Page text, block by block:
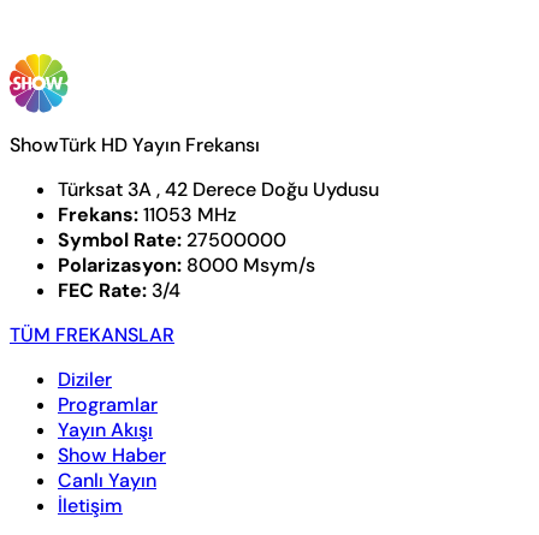
ShowTürk HD Yayın Frekansı
Türksat 3A , 42 Derece Doğu Uydusu
Frekans:11053 MHz
Symbol Rate: 27500000
Polarizasyon: 8000 Msym/s
FEC Rate: 3/4
TÜM FREKANSLAR
Diziler
Programlar
Yayın Akışı
Show Haber
Canlı Yayın
İletişim